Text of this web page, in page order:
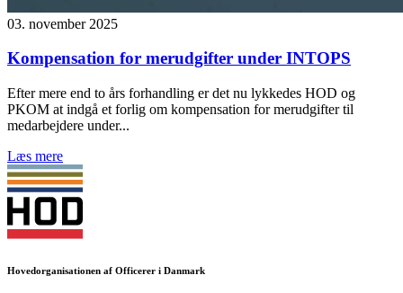
03. november 2025
Kompensation for merudgifter under INTOPS
Efter mere end to års forhandling er det nu lykkedes HOD og
PKOM at indgå et forlig om kompensation for merudgifter til
medarbejdere under...
Læs mere
Hovedorganisationen af Officerer i Danmark